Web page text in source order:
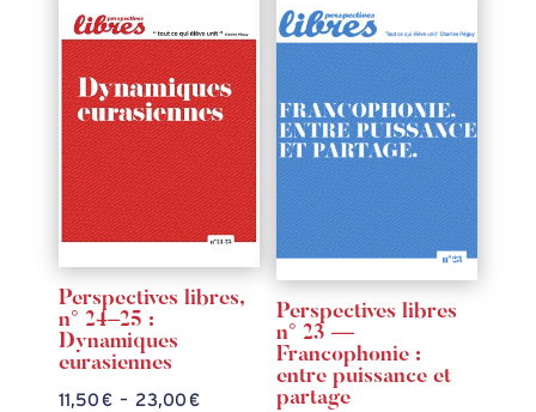
à
20,00 €
à
Perspectives libres,
n° 24–25 :
Dynamiques
eurasiennes
11,50€ – 23,00€Plage
Perspectives libres
n° 23 —
Francophonie :
entre puissance et
partage